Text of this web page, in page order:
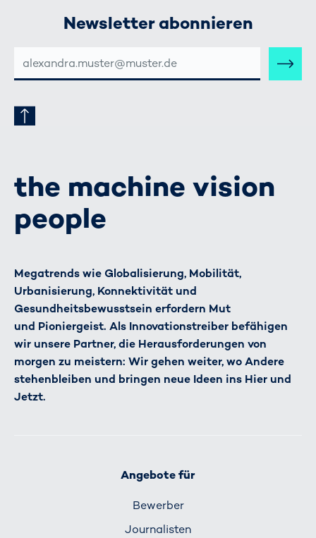
Newsletter abonnieren
MAIL-
ADRESSE
the machine vision
people
Megatrends wie Globalisierung, Mobilität,
Urbanisierung, Konnektivität und
Gesundheitsbewusstsein erfordern Mut
und Pioniergeist. Als Innovationstreiber befähigen
wir unsere Partner, die Herausforderungen von
morgen zu meistern: Wir gehen weiter, wo Andere
stehenbleiben und bringen neue Ideen ins Hier und
Jetzt.
Angebote für
Bewerber
Journalisten